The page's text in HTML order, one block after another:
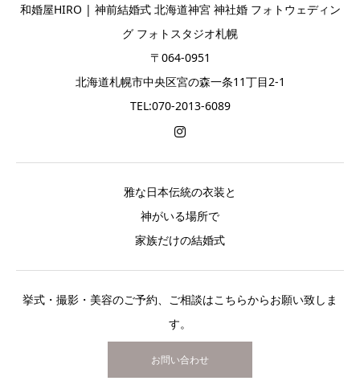
和婚屋HIRO | 神前結婚式 北海道神宮 神社婚 フォトウェディン
グ フォトスタジオ札幌
〒064-0951
北海道札幌市中央区宮の森一条11丁目2-1
TEL:070-2013-6089
雅な日本伝統の衣装と
神がいる場所で
家族だけの結婚式
挙式・撮影・美容のご予約、ご相談はこちらからお願い致しま
す。
お問い合わせ